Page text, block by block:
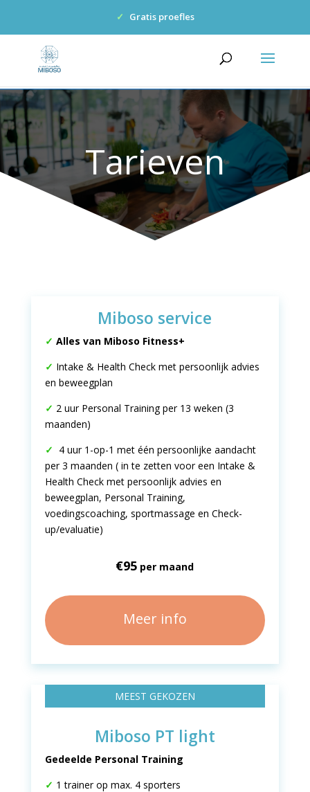
✓ Gratis proefles
Tarieven
Miboso service
✓ Alles van Miboso Fitness+
✓ Intake & Health Check met persoonlijk advies
en beweegplan
✓ 2 uur Personal Training per 13 weken (3
maanden)
✓ 4 uur 1-op-1 met één persoonlijke aandacht
per 3 maanden ( in te zetten voor een Intake &
Health Check met persoonlijk advies en
beweegplan, Personal Training,
voedingscoaching, sportmassage en Check-
up/evaluatie)
€95 per maand
Meer info
MEEST GEKOZEN
Miboso PT light
Gedeelde Personal Training
✓ 1 trainer op max. 4 sporters